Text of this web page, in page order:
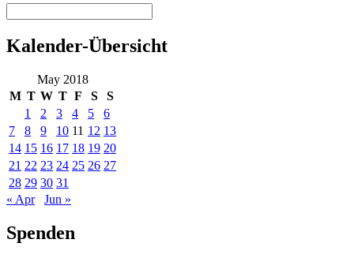
Kalender-Übersicht
May 2018
M T W T F S
S
1
2 3 4 5
6
7
8 9 10 11 12 13
14 15 16 17 18 19 20
21 22 23 24 25 26 27
28 29 30 31
« Apr
Jun »
Spenden